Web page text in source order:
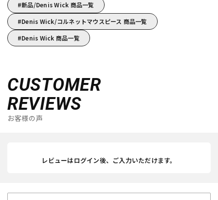
新品/Denis Wick 商品一覧
Denis Wick/コルネットマウスピース 商品一覧
Denis Wick 商品一覧
CUSTOMER
REVIEWS
お客様の声
レビューはログイン後、ご入力いただけます。